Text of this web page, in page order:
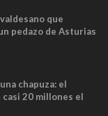
que
pedazo de Asturias
chapuza: el
20 millones el
cabían por los